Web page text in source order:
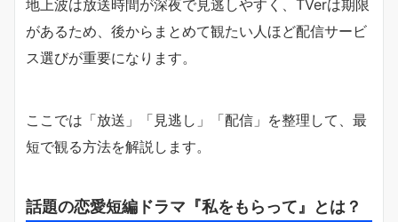
地上波は放送時間が深夜で見逃しやすく、TVerは期限
があるため、後からまとめて観たい人ほど配信サービ
ス選びが重要になります。
ここでは「放送」「見逃し」「配信」を整理して、最
短で観る方法を解説します。
話題の恋愛短編ドラマ『私をもらって』とは？